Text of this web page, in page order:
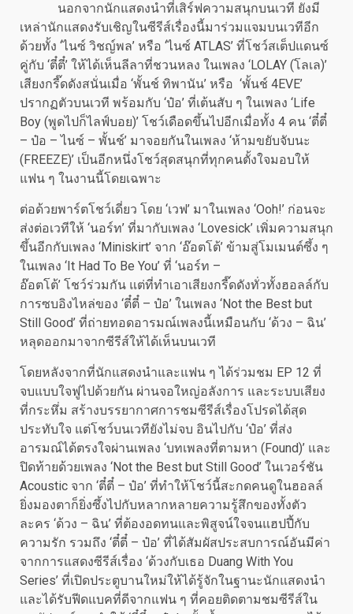
นอกจากนักแสดงนำที่เสิร์ฟความสนุกบนเวที ยังมี
เหล่านักแสดงรับเชิญในซีรีส์เรื่องนี้มาร่วมแจมบนเวทีอีก
ด้วยทั้ง ‘ไนซ์ วิชญ์พล’ หรือ ‘ไนซ์ ATLAS’ ที่โชว์สเต็ปแดนซ์
คู่กับ ‘ตี๋ตี๋’ ให้ได้เห็นลีลาที่ชวนหลง ในเพลง ‘LOLAY (โลเล)’
เสียงกรี๊ดดังสนั่นเมื่อ ‘พั้นช์ ทิพานัน’ หรือ ‘พั้นช์ 4EVE’
ปรากฏตัวบนเวที พร้อมกับ ‘ป๋อ’ ที่เต้นสับ ๆ ในเพลง ‘Life
Boy (พูดไปก็ไลฟ์บอย)’ โชว์เดือดขึ้นไปอีกเมื่อทั้ง 4 คน ‘ตี๋ตี๋
– ป๋อ – ไนซ์ – พั้นช์’ มาจอยกันในเพลง ‘ห้ามขยับจับนะ
(FREEZE)’ เป็นอีกหนึ่งโชว์สุดสนุกที่ทุกคนตั้งใจมอบให้
แฟน ๆ ในงานนี้โดยเฉพาะ
ต่อด้วยพาร์ตโชว์เดี่ยว โดย ‘เวฟ’ มาในเพลง ‘Ooh!’ ก่อนจะ
ส่งต่อเวทีให้ ‘นอร์ท’ ที่มากับเพลง ‘Lovesick’ เพิ่มความสนุก
ขึ้นอีกกับเพลง ‘Miniskirt’ จาก ‘อ๊อตโต้’ ข้ามสู่โมเมนต์ซึ้ง ๆ
ในเพลง ‘It Had To Be You’ ที่ ‘นอร์ท –
อ๊อตโต้’ โชว์ร่วมกัน แต่ที่ทำเอาเสียงกรี๊ดดังทั่วทั้งฮอลล์กับ
การซบอิงไหล่ของ ‘ตี๋ตี๋ – ป๋อ’ ในเพลง ‘Not the Best but
Still Good’ ที่ถ่ายทอดอารมณ์เพลงนี้เหมือนกับ ‘ด้วง – ฉิน’
หลุดออกมาจากซีรีส์ให้ได้เห็นบนเวที
โดยหลังจากที่นักแสดงนำและแฟน ๆ ได้ร่วมชม EP 12 ที่
จบแบบใจฟูไปด้วยกัน ผ่านจอใหญ่อลังการ และระบบเสียง
ที่กระหึ่ม สร้างบรรยากาศการชมซีรีส์เรื่องโปรดได้สุด
ประทับใจ แต่โชว์บนเวทียังไม่จบ อินไปกับ ‘ป๋อ’ ที่ส่ง
อารมณ์ได้ตรงใจผ่านเพลง ‘บทเพลงที่ตามหา (Found)’ และ
ปิดท้ายด้วยเพลง ‘Not the Best but Still Good’ ในเวอร์ชัน
Acoustic จาก ‘ตี๋ตี๋ – ป๋อ’ ที่ทำให้โชว์นี้สะกดคนดูในฮอลล์
ยิ่งมองตาก็ยิ่งซึ้งไปกับหลากหลายความรู้สึกของทั้งตัว
ละคร ‘ด้วง – ฉิน’ ที่ต้องอดทนและพิสูจน์ใจจนแฮปปี้กับ
ความรัก รวมถึง ‘ตี๋ตี๋ – ป๋อ’ ที่ได้สัมผัสประสบการณ์อันมีค่า
จากการแสดงซีรีส์เรื่อง ‘ด้วงกับเธอ Duang With You
Series’ ที่เปิดประตูบานใหม่ให้ได้รู้จักในฐานะนักแสดงนำ
และได้รับฟีดแบคที่ดีจากแฟน ๆ ที่คอยติดตามชมซีรีส์ใน